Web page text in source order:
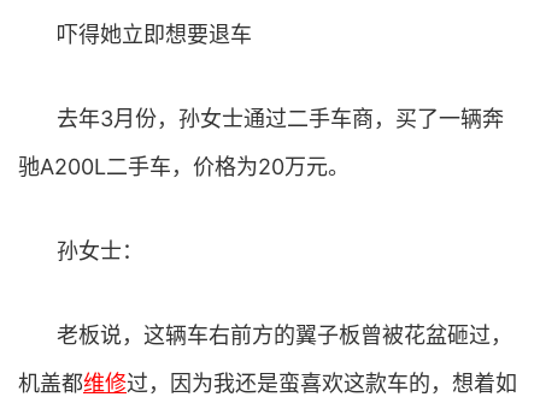
吓得她立即想要退车
去年3月份，孙女士通过二手车商，买了一辆奔
驰A200L二手车，价格为20万元。
孙女士：
老板说，这辆车右前方的翼子板曾被花盆砸过，
机盖都维修过，因为我还是蛮喜欢这款车的，想着如